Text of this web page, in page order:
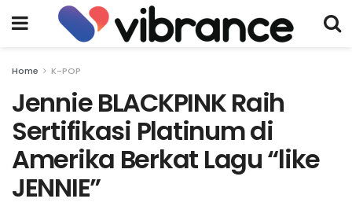
Home K-POP
Jennie BLACKPINK Raih
Sertifikasi Platinum di
Amerika Berkat Lagu “like
JENNIE”